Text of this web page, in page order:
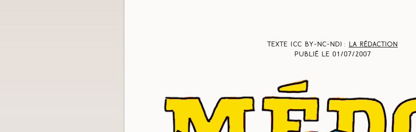
Texte (CC BY-NC-ND) : La rédaction
Publié le 01/07/2007